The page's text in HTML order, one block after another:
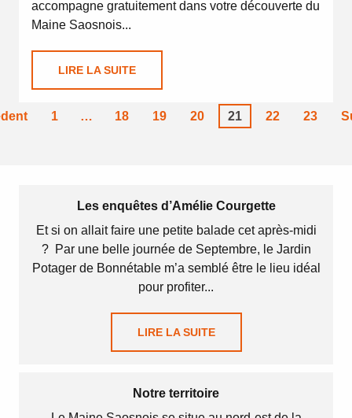
accompagne gratuitement dans votre découverte du
Maine Saosnois...
LIRE LA SUITE
1 … 18 19 20 21 22 23
Les enquêtes d’Amélie Courgette
Et si on allait faire une petite balade cet après-midi
? Par une belle journée de Septembre, le Jardin
Potager de Bonnétable m’a semblé être le lieu idéal
pour profiter...
LIRE LA SUITE
Notre territoire